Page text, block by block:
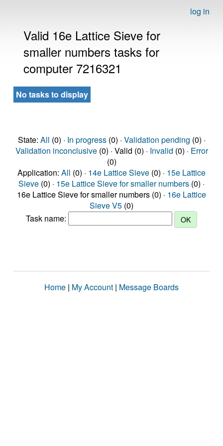
log in
Valid 16e Lattice Sieve for
smaller numbers tasks for
computer 7216321
No tasks to display
State: All (0) · In progress(0) · Validation pending (0) ·
Validation inconclusive(0) · Valid (0) · Invalid (0) · Error
(0)
Application: All (0) · 14e Lattice Sieve (0) · 15e Lattice
Sieve (0) · 15e Lattice Sieve for smaller numbers (0) ·
16e Lattice Sieve for smaller numbers (0) · 16e Lattice
Sieve V5 (0)
Task name:
Home | My Account | Message Boards